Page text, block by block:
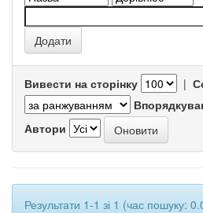
Вивести на сторінку |
Автори
Результати 1-1 зі 1 (час пошуку: